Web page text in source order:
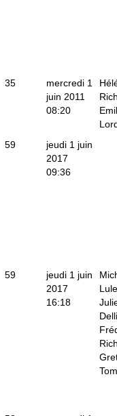
35
mercredi 1
juin 2011
08:20
59
jeudi 1 juin
2017
09:36
59
jeudi 1 juin
2017
16:18